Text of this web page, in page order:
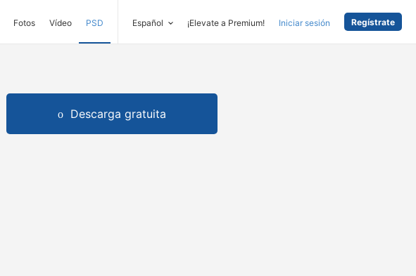
Fotos Vídeo PSD Español ¡Elevate a Premium! Iniciar sesión Regístrate
Descarga gratuita